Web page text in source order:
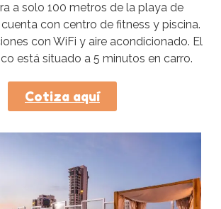
a solo 100 metros de la playa de
con centro de fitness y piscina.
con WiFi y aire acondicionado. El
está situado a 5 minutos en carro.
Cotiza aquí